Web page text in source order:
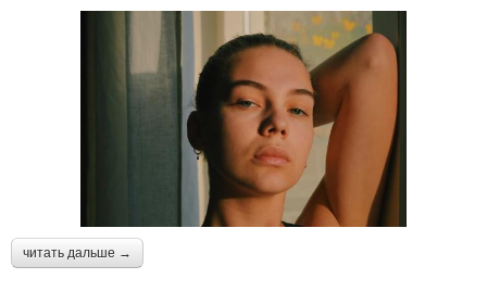
читать дальше →